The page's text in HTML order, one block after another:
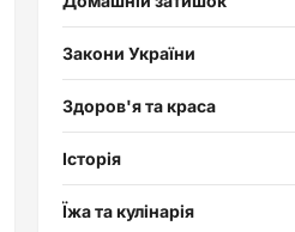
Закони України
Здоров'я та краса
Історія
Їжа та кулінарія